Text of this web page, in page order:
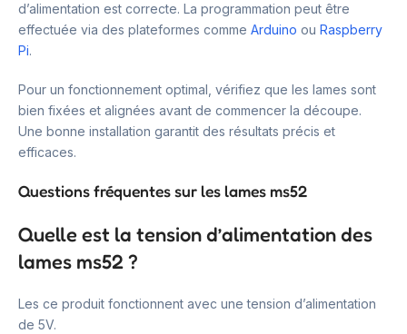
d’alimentation est correcte. La programmation peut être
effectuée via des plateformes comme Arduino ou Raspberry
Pi.
Pour un fonctionnement optimal, vérifiez que les lames sont
bien fixées et alignées avant de commencer la découpe.
Une bonne installation garantit des résultats précis et
efficaces.
Questions fréquentes sur les lames ms52
Quelle est la tension d’alimentation des
lames ms52 ?
Les ce produit fonctionnent avec une tension d’alimentation
de 5V.